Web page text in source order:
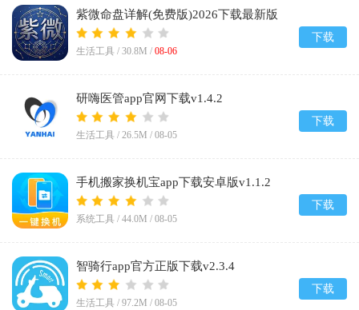
紫微命盘详解(免费版)2026下载最新版
v1.1
生活工具 / 30.8M / 08-06
下载
研嗨医管app官网下载v1.4.2
生活工具 / 26.5M / 08-05
下载
手机搬家换机宝app下载安卓版v1.1.2
系统工具 / 44.0M / 08-05
下载
智骑行app官方正版下载v2.3.4
生活工具 / 97.2M / 08-05
下载